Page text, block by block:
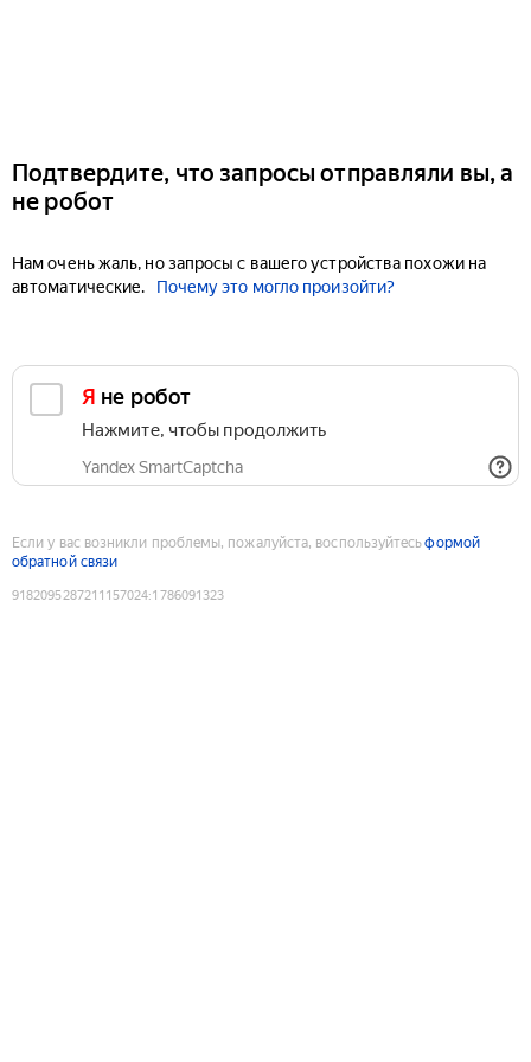
Подтвердите, что запросы отправляли вы, а
не робот
Нам очень жаль, но запросы с вашего устройства похожи на
автоматические.
Почему это могло произойти?
Я не робот
Нажмите, чтобы продолжить
Yandex SmartCaptcha
Если у вас возникли проблемы, пожалуйста, воспользуйтесьформой
обратной связи
9182095287211157024:1786091323